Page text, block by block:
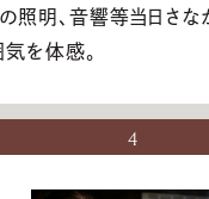
照明、音響等当日さ
を体感。
4